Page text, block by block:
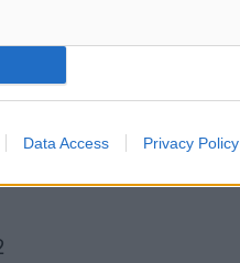
Data Access Privacy Policy